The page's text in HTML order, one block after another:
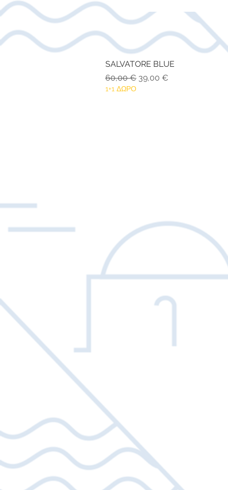
SALVATORE BLUE
Κανονική τιμή
60,00 € Τιμή Έκπτωσης
39,00 €
1+1 ΔΩΡΟ